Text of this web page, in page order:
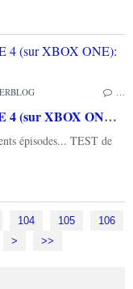
TEST de LIFE IS STRANGE EPISODE 4 (sur XBOX ONE): quelle claque!
épisodes... TEST de
104 105
106
120
> >>